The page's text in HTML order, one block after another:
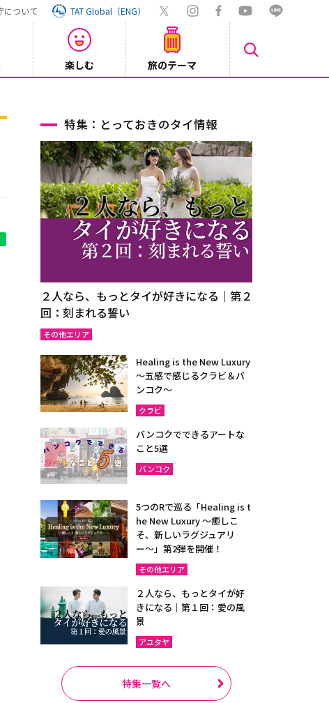
について TAT Global（ENG）
楽しむ 旅のテーマ
特集：とっておきのタイ情報
２人なら、もっとタイが好きになる｜第２
回：刻まれる誓い
その他エリア
Healing is the New Luxury
～五感で感じるクラビ＆バ
ンコク～
クラビ
バンコクでできるアートな
こと5選
バンコク
5つのRで巡る「Healing is t
he New Luxury ～癒しこ
そ、新しいラグジュアリ
ー〜」第2弾を開催！
その他エリア
２人なら、もっとタイが好
きになる｜第１回：愛の風
景
アユタヤ
特集一覧へ